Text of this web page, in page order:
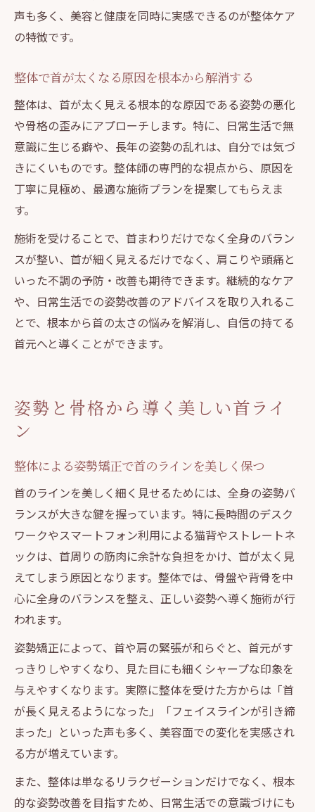
声も多く、美容と健康を同時に実感できるのが整体ケア
の特徴です。
整体で首が太くなる原因を根本から解消する
整体は、首が太く見える根本的な原因である姿勢の悪化
や骨格の歪みにアプローチします。特に、日常生活で無
意識に生じる癖や、長年の姿勢の乱れは、自分では気づ
きにくいものです。整体師の専門的な視点から、原因を
丁寧に見極め、最適な施術プランを提案してもらえま
す。
施術を受けることで、首まわりだけでなく全身のバラン
スが整い、首が細く見えるだけでなく、肩こりや頭痛と
いった不調の予防・改善も期待できます。継続的なケア
や、日常生活での姿勢改善のアドバイスを取り入れるこ
とで、根本から首の太さの悩みを解消し、自信の持てる
首元へと導くことができます。
姿勢と骨格から導く美しい首ライ
ン
整体による姿勢矯正で首のラインを美しく保つ
首のラインを美しく細く見せるためには、全身の姿勢バ
ランスが大きな鍵を握っています。特に長時間のデスク
ワークやスマートフォン利用による猫背やストレートネ
ックは、首周りの筋肉に余計な負担をかけ、首が太く見
えてしまう原因となります。整体では、骨盤や背骨を中
心に全身のバランスを整え、正しい姿勢へ導く施術が行
われます。
姿勢矯正によって、首や肩の緊張が和らぐと、首元がす
っきりしやすくなり、見た目にも細くシャープな印象を
与えやすくなります。実際に整体を受けた方からは「首
が長く見えるようになった」「フェイスラインが引き締
まった」といった声も多く、美容面での変化を実感され
る方が増えています。
また、整体は単なるリラクゼーションだけでなく、根本
的な姿勢改善を目指すため、日常生活での意識づけにも